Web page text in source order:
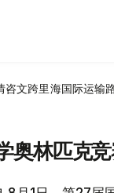
咨文跨里海国际运输
奥林匹克